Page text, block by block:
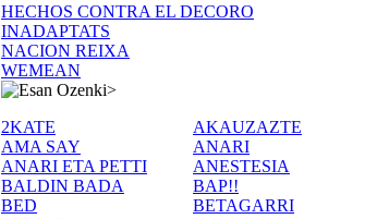
HECHOS CONTRA EL DECORO
INADAPTATS
NACION REIXA
WEMEAN
>
2KATE
AKAUZAZTE
AMA SAY
ANARI
ANARI ETA PETTI
ANESTESIA
BALDIN BADA
BAP!!
BED
BETAGARRI